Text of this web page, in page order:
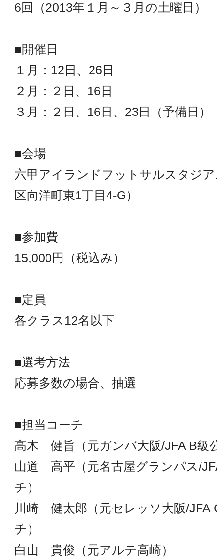
6回（2013年１月～３月の土曜日）
■開催日
１月：12日、26日
２月：２日、16日
３月：２日、16日、23日（予備日）
■会場
六甲アイランドフットサルスタジ
区向洋町東1丁目4-G）
■参加費
15,000円（税込み）
■定員
各クラス12名以下
■選考方法
応募多数の場合、抽選
■担当コーチ
高木 健旨（元ガンバ大阪/JFA B級
山道 高平（元名古屋グランパス/
チ）
川崎 健太郎（元セレッソ大阪/JFA
チ）
白山 貴俊（元アルテ高崎）